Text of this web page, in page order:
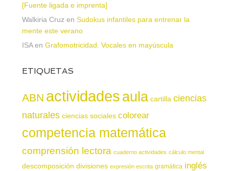
[Fuente ligada e imprenta]
Walkiria Cruz en Sudokus infantiles para entrenar la
mente este verano
ISAen Grafomotricidad. Vocales en mayúscula
ETIQUETAS
ABN actividadesaula cartilla ciencias
naturales ciencias sociales colorear
competencia matemática
comprensión lectora cuaderno actividades cálculo mental
descomposición divisiones expresión escrita gramática inglés